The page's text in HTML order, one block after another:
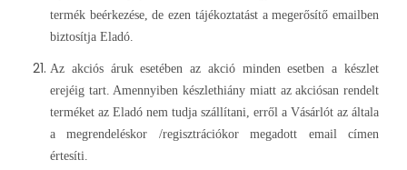
termék beérkezése, de ezen tájékoztatást a megerősítő emailben
biztosítja Eladó.
Az akciós áruk esetében az akció minden esetben a készlet
erejéig tart. Amennyiben készlethiány miatt az akciósan rendelt
terméket az Eladó nem tudja szállítani, erről a Vásárlót az általa
a megrendeléskor /regisztrációkor megadott email címen
értesíti.